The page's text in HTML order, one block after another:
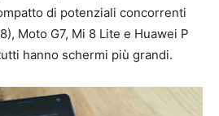
di potenziali concorrenti
Moto G7, Mi 8 Lite e Huawei P
hanno schermi più grandi.